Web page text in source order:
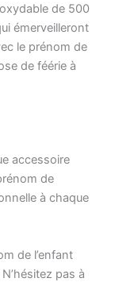
de 500
émerveilleront
le prénom de
de féérie à
accessoire
de
à chaque
de l’enfant
pas à